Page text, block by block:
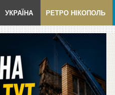
УКРАЇНА РЕТРО НІКОПОЛЬ